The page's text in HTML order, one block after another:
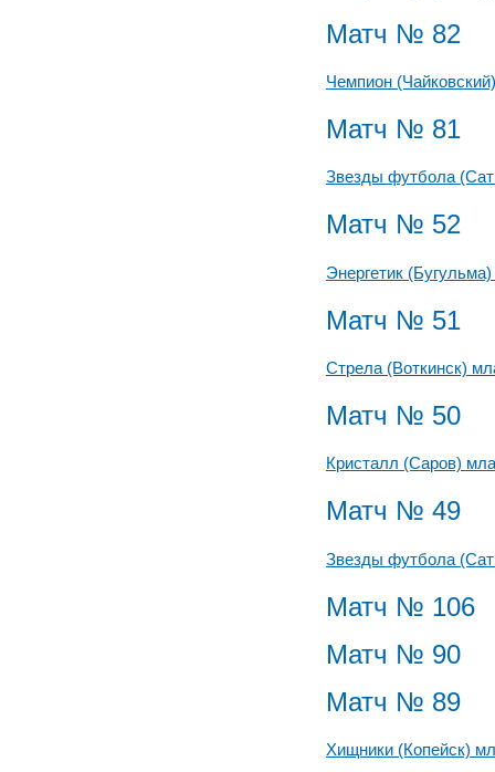
Матч № 82
Чемпион
Матч № 81
Звезды футбола
Матч № 52
Энергетик
Матч № 51
Стрела (Воткинск)
Матч № 50
Кристалл (Саров)
Матч № 49
Звезды футбола
Матч № 106
Матч № 90
Матч № 89
Хищники (Копейск)